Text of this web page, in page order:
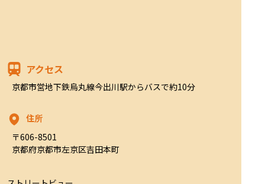
アクセス
京都市営地下鉄烏丸線今出川駅からバスで約10分
住所
〒606-8501
京都府京都市左京区吉田本町